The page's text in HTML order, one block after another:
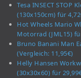
Tesa INSECT STOP
(130x150cm) für
Hot Wheels Mario
Motorrad (JML15)
Bruno Banani Man
(Vergleich: 11,95€)
Helly Hansen
(30x30x60) für